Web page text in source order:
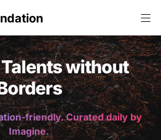
without
friendly. Curated daily by
Imagine.